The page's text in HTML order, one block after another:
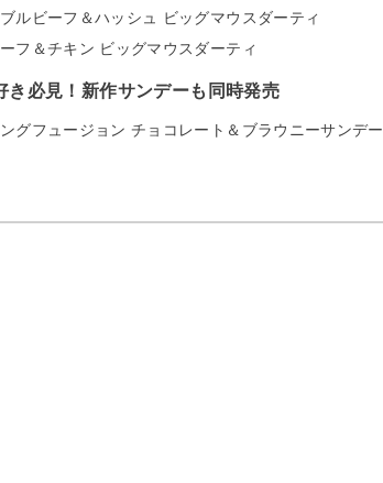
ルビーフ＆ハッシュ ビッグマウスダーティ
フ＆チキン ビッグマウスダーティ
き必見！新作サンデーも同時発売
グフュージョン チョコレート＆ブラウニーサンデー